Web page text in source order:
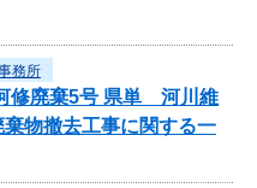
務所
修廃棄5号 県単 河川維
物撤去工事に関する一